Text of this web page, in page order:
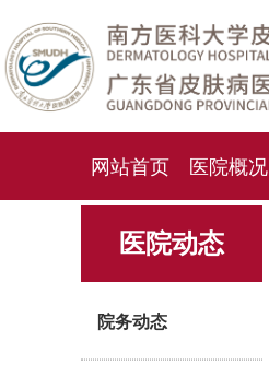
网站首页 医院概况
化妆品检测中心
医院动态
院务动态